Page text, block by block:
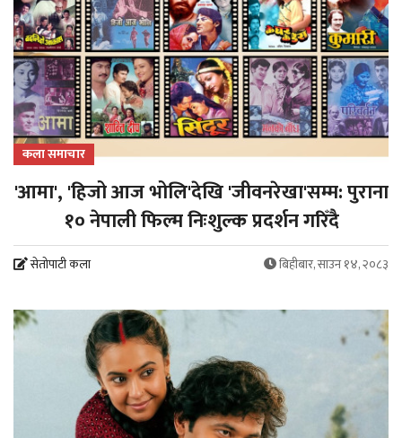
कला समाचार
'आमा', 'हिजो आज भोलि'देखि 'जीवनरेखा'सम्म: पुराना
१० नेपाली फिल्म निःशुल्क प्रदर्शन गरिँदै
सेतोपाटी कला बिहीबार, साउन १४, २०८३